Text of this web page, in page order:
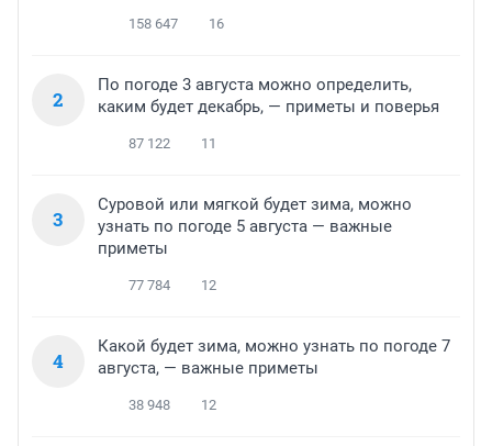
158 647 16
2
По погоде 3 августа можно определить,
каким будет декабрь, — приметы и поверья
87 122 11
3
Суровой или мягкой будет зима, можно
узнать по погоде 5 августа — важные
приметы
77 784 12
4
Какой будет зима, можно узнать по погоде 7
августа, — важные приметы
38 948 12